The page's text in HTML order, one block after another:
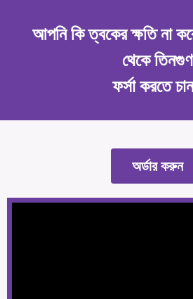
আপনি কি ত্বকের ক্ষতি না
থেকে তিনগুণ
ফর্সা করতে
অর্ডার করুন